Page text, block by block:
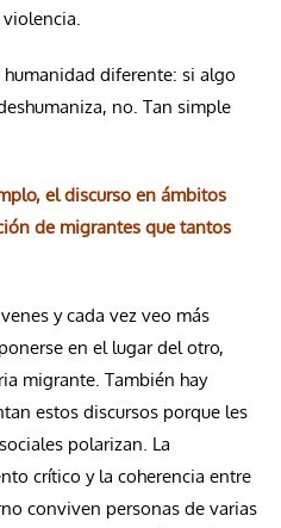
violencia.
humanidad diferente: si algo
no. Tan simple
el discurso en ámbitos
de migrantes que tantos
y cada vez veo más
en el lugar del otro,
migrante. También hay
estos discursos porque les
polarizan. La
crítico y la coherencia entre
conviven personas de varias